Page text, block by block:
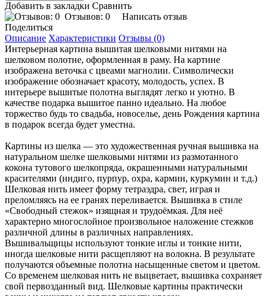
Добавить в закладки Сравнить
Отзывов: 0
Написать отзыв
Поделиться
Описание Характеристики Отзывы (0)
Интерьерная картина вышитая шелковыми нитями на
шелковом полотне, оформленная в раму. На картине
изображена веточка с цвеами магнолии. Символически
изображение обозначает красоту, молодость, успех. В
интерьере вышитые полотна выглядят легко и уютно. В
качестве подарка вышитое панно идеально. На любое
торжество будь то свадьба, новоселье, день Рождения картина
в подарок всегда будет уместна.
Картины из шелка — это художественная ручная вышивка на
натуральном шелке шелковыми нитями из размотанного
кокона тутового шелкопряда, окрашенными натуральными
красителями (индиго, пурпур, охра, кармин, куркумин и т.д.)
Шелковая нить имеет форму тетраэдра, свет, играя и
преломляясь на ее гранях переливается. Вышивка в стиле
«Свободный стежок» изящная и трудоёмкая. Для неё
характерно многослойное произвольное наложение стежков
различной длины в различных направлениях.
Вышивальщицы используют тонкие иглы и тонкие нити,
иногда шелковые нити расщепляют на волокна. В результате
получаются объемные полотна насыщенные светом и цветом.
Со временем шелковая нить не выцветает, вышивка сохраняет
свой первозданный вид. Шелковые картины практически